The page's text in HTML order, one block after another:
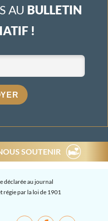
AU BULLETIN
!
SOUTENIR
déclarée au journal
par la loi de 1901